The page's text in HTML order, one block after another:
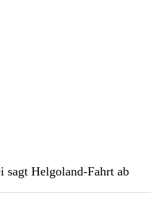
sagt Helgoland-Fahrt ab